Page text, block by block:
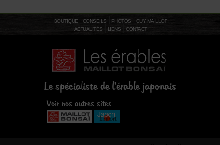
BOUTIQUE CONSEILS PHOTOS
GUY MAILLOT
ACTUALITÉS
LIENS CONTACT
Le spécialiste de l'érable japonais
Voir nos autres sites